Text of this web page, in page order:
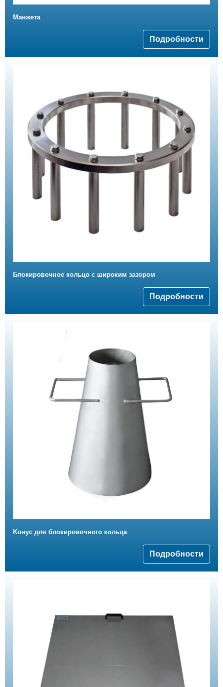
Манжета
Подробности
Блокировочное кольцо с широким зазором
Подробности
Kонус для блокировочного кольца
Подробности